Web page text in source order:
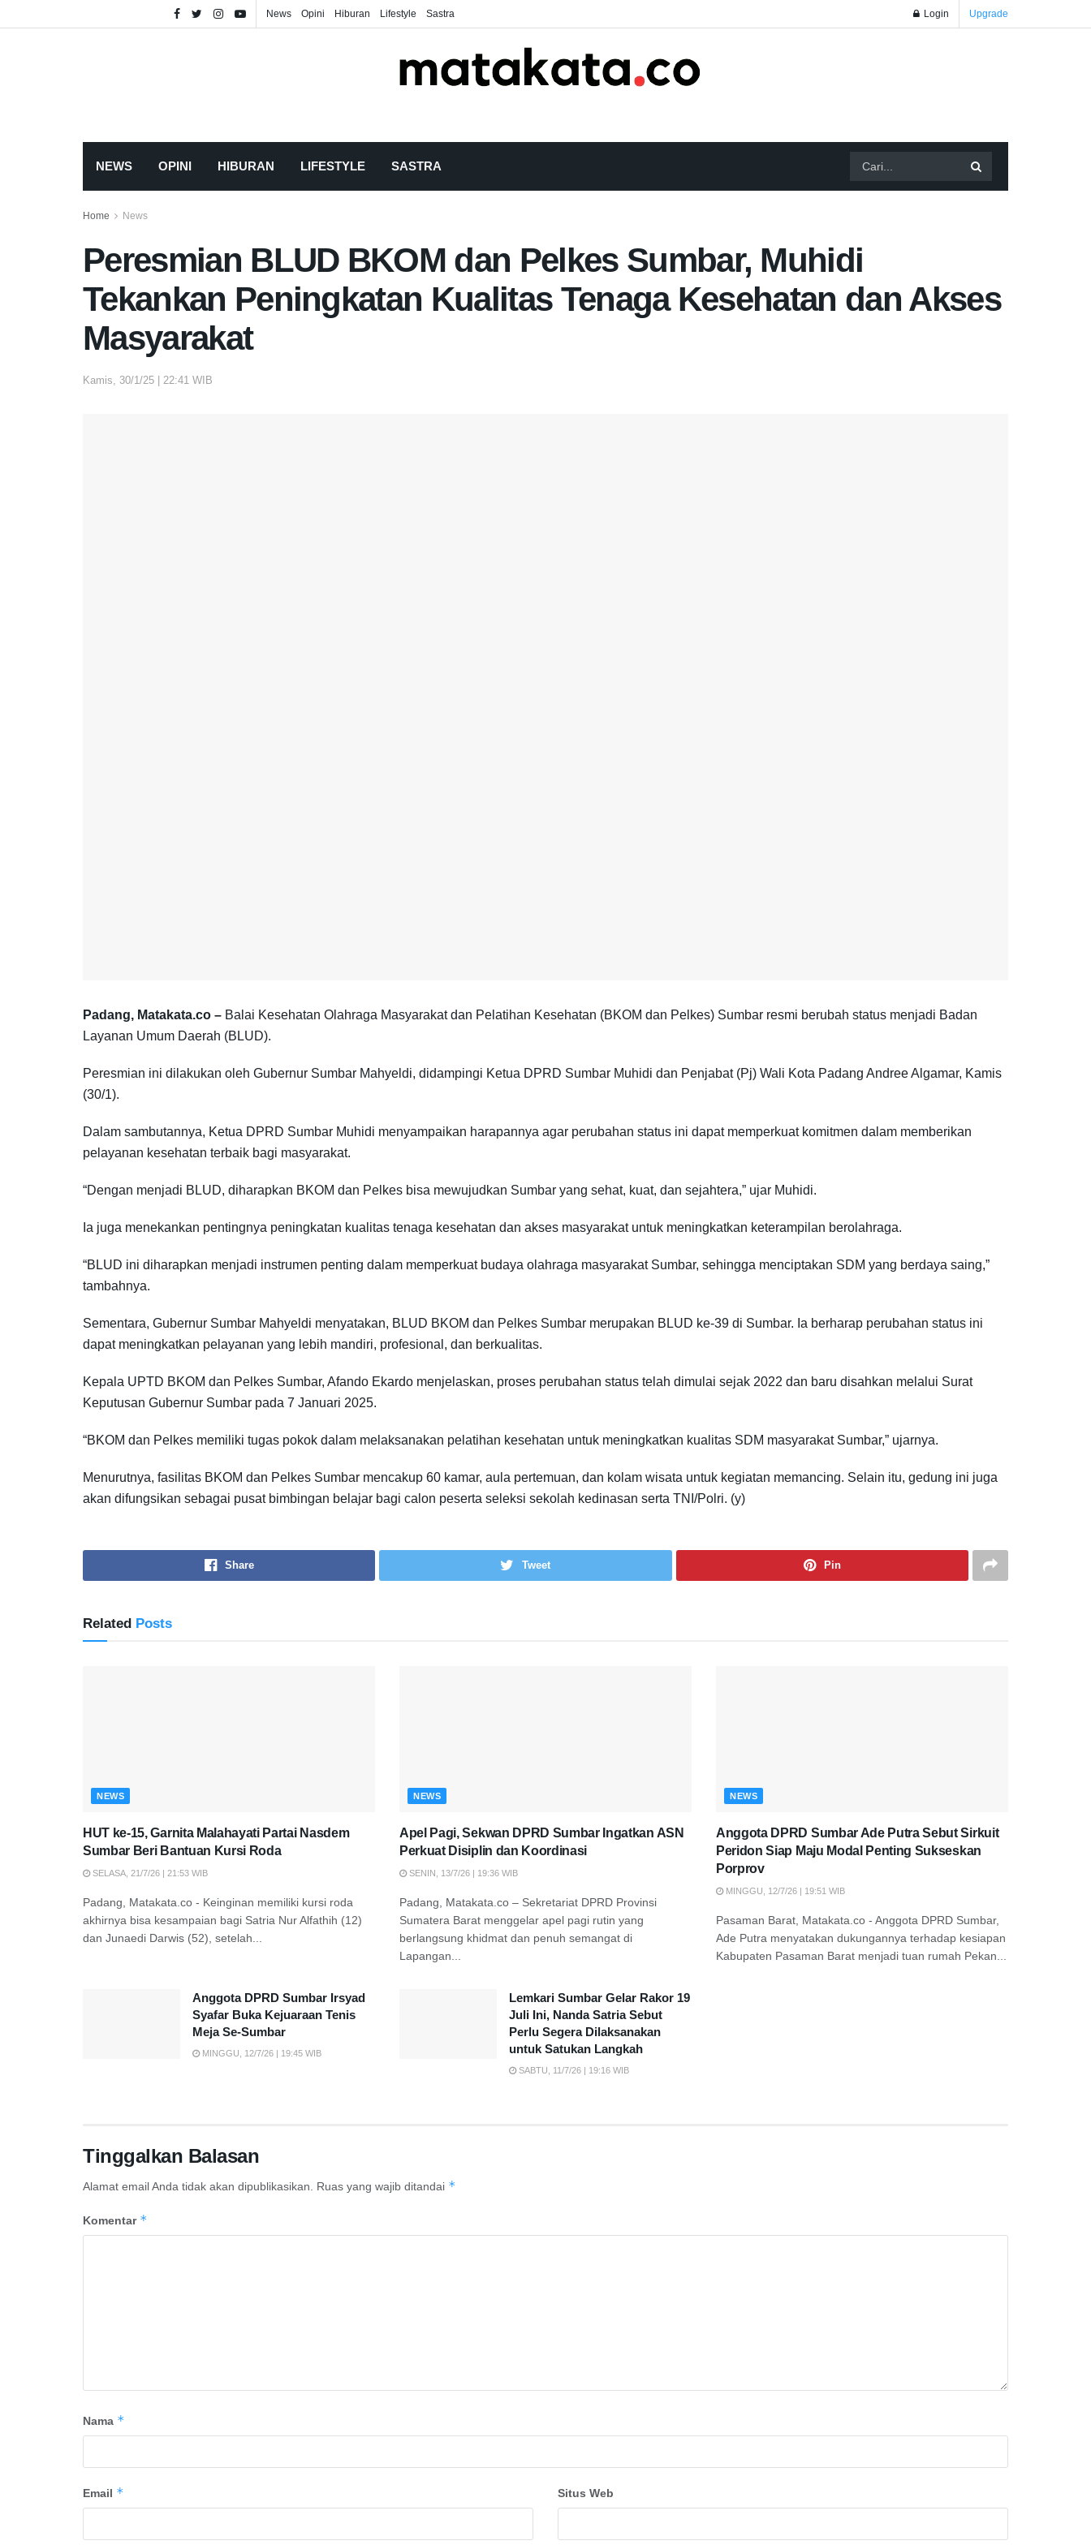
News Opini Hiburan Lifestyle Sastra Login Upgrade
NEWS OPINI HIBURAN LIFESTYLE SASTRA
Home News
Peresmian BLUD BKOM dan Pelkes Sumbar, Muhidi
Tekankan Peningkatan Kualitas Tenaga Kesehatan dan Akses
Masyarakat
Kamis, 30/1/25 | 22:41 WIB
Padang, Matakata.co – Balai Kesehatan Olahraga Masyarakat dan Pelatihan Kesehatan (BKOM dan Pelkes) Sumbar resmi berubah status menjadi Badan
Layanan Umum Daerah (BLUD).
Peresmian ini dilakukan oleh Gubernur Sumbar Mahyeldi, didampingi Ketua DPRD Sumbar Muhidi dan Penjabat (Pj) Wali Kota Padang Andree Algamar, Kamis
(30/1).
Dalam sambutannya, Ketua DPRD Sumbar Muhidi menyampaikan harapannya agar perubahan status ini dapat memperkuat komitmen dalam memberikan
pelayanan kesehatan terbaik bagi masyarakat.
“Dengan menjadi BLUD, diharapkan BKOM dan Pelkes bisa mewujudkan Sumbar yang sehat, kuat, dan sejahtera,” ujar Muhidi.
Ia juga menekankan pentingnya peningkatan kualitas tenaga kesehatan dan akses masyarakat untuk meningkatkan keterampilan berolahraga.
“BLUD ini diharapkan menjadi instrumen penting dalam memperkuat budaya olahraga masyarakat Sumbar, sehingga menciptakan SDM yang berdaya saing,”
tambahnya.
Sementara, Gubernur Sumbar Mahyeldi menyatakan, BLUD BKOM dan Pelkes Sumbar merupakan BLUD ke-39 di Sumbar. Ia berharap perubahan status ini
dapat meningkatkan pelayanan yang lebih mandiri, profesional, dan berkualitas.
Kepala UPTD BKOM dan Pelkes Sumbar, Afando Ekardo menjelaskan, proses perubahan status telah dimulai sejak 2022 dan baru disahkan melalui Surat
Keputusan Gubernur Sumbar pada 7 Januari 2025.
“BKOM dan Pelkes memiliki tugas pokok dalam melaksanakan pelatihan kesehatan untuk meningkatkan kualitas SDM masyarakat Sumbar,” ujarnya.
Menurutnya, fasilitas BKOM dan Pelkes Sumbar mencakup 60 kamar, aula pertemuan, dan kolam wisata untuk kegiatan memancing. Selain itu, gedung ini juga
akan difungsikan sebagai pusat bimbingan belajar bagi calon peserta seleksi sekolah kedinasan serta TNI/Polri. (y)
Share Tweet Pin
Related Posts
NEWS
HUT ke-15, Garnita Malahayati Partai Nasdem
Sumbar Beri Bantuan Kursi Roda
SELASA, 21/7/26 | 21:53 WIB
Padang, Matakata.co - Keinginan memiliki kursi roda
akhirnya bisa kesampaian bagi Satria Nur Alfathih (12)
dan Junaedi Darwis (52), setelah...
NEWS
Apel Pagi, Sekwan DPRD Sumbar Ingatkan ASN
Perkuat Disiplin dan Koordinasi
SENIN, 13/7/26 | 19:36 WIB
Padang, Matakata.co – Sekretariat DPRD Provinsi
Sumatera Barat menggelar apel pagi rutin yang
berlangsung khidmat dan penuh semangat di
Lapangan...
NEWS
Anggota DPRD Sumbar Ade Putra Sebut Sirkuit
Peridon Siap Maju Modal Penting Sukseskan
Porprov
MINGGU, 12/7/26 | 19:51 WIB
Pasaman Barat, Matakata.co - Anggota DPRD Sumbar,
Ade Putra menyatakan dukungannya terhadap kesiapan
Kabupaten Pasaman Barat menjadi tuan rumah Pekan...
Anggota DPRD Sumbar Irsyad
Syafar Buka Kejuaraan Tenis
Meja Se-Sumbar
MINGGU, 12/7/26 | 19:45 WIB
Lemkari Sumbar Gelar Rakor 19
Juli Ini, Nanda Satria Sebut
Perlu Segera Dilaksanakan
untuk Satukan Langkah
SABTU, 11/7/26 | 19:16 WIB
Tinggalkan Balasan
Alamat email Anda tidak akan dipublikasikan. Ruas yang wajib ditandai *
Komentar *
Nama *
Email * Situs Web